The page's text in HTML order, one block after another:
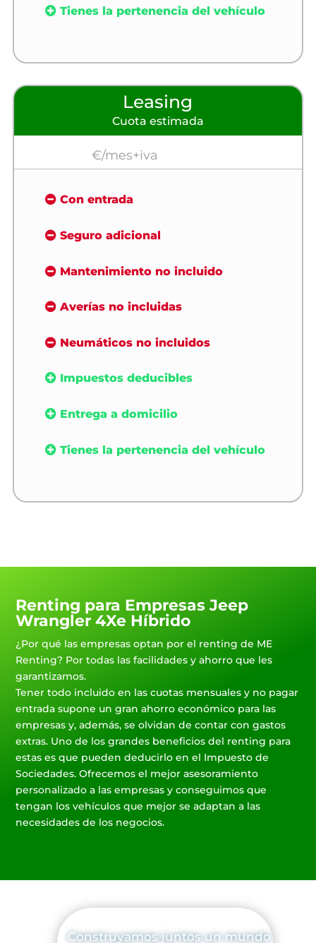
Tienes la pertenencia del vehículo
Leasing
Cuota estimada
€/mes+iva
Con entrada
Seguro adicional
Mantenimiento no incluido
Averías no incluidas
Neumáticos no incluidos
Impuestos deducibles
Entrega a domicilio
Tienes la pertenencia del vehículo
Renting para Empresas Jeep
Wrangler 4Xe Híbrido
¿Por qué las empresas optan por el renting de ME
Renting? Por todas las facilidades y ahorro que les
garantizamos.
Tener todo incluido en las cuotas mensuales y no pagar
entrada supone un gran ahorro económico para las
empresas y, además, se olvidan de contar con gastos
extras. Uno de los grandes beneficios del renting para
estas es que pueden deducirlo en el Impuesto de
Sociedades. Ofrecemos el mejor asesoramiento
personalizado a las empresas y conseguimos que
tengan los vehículos que mejor se adaptan a las
necesidades de los negocios.
Construyamos juntos un mundo